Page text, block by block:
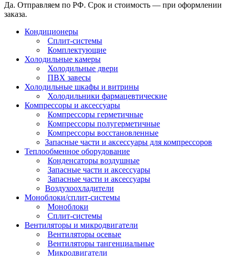
Да. Отправляем по РФ. Срок и стоимость — при оформлении
заказа.
Кондиционеры
Сплит-системы
Комплектующие
Холодильные камеры
Холодильные двери
ПВХ завесы
Холодильные шкафы и витрины
Холодильники фармацевтические
Компрессоры и аксессуары
Компрессоры герметичные
Компрессоры полугерметичные
Компрессоры восстановленные
Запасные части и аксессуары для компрессоров
Теплообменное оборудование
Конденсаторы воздушные
Запасные части и аксессуары
Запасные части и аксессуары
Воздухоохладители
Моноблоки/сплит-системы
Моноблоки
Сплит-системы
Вентиляторы и микродвигатели
Вентиляторы осевые
Вентиляторы тангенциальные
Микродвигатели